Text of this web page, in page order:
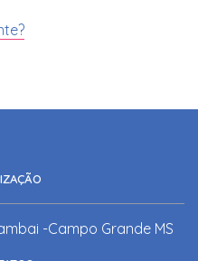
-Campo Grande MS